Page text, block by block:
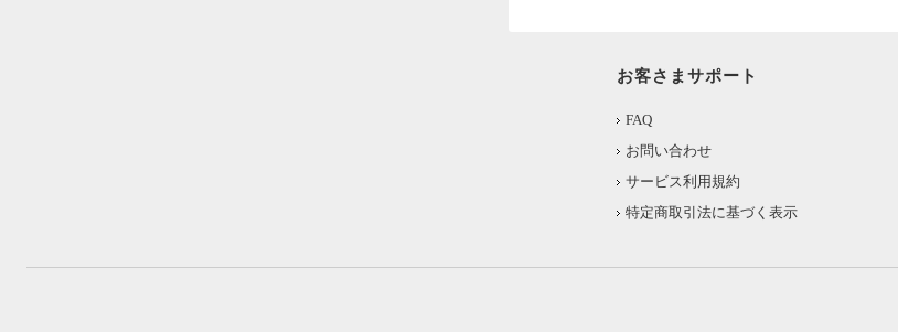
お客さまサポート
FAQ
お問い合わせ
サービス利用規約
特定商取引法に基づく表示